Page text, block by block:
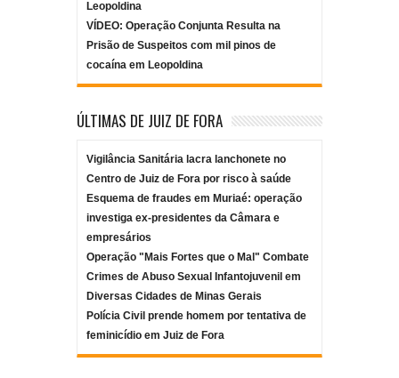
Leopoldina
VÍDEO: Operação Conjunta Resulta na
Prisão de Suspeitos com mil pinos de
cocaína em Leopoldina
ÚLTIMAS DE JUIZ DE FORA
Vigilância Sanitária lacra lanchonete no
Centro de Juiz de Fora por risco à saúde
Esquema de fraudes em Muriaé: operação
investiga ex-presidentes da Câmara e
empresários
Operação "Mais Fortes que o Mal" Combate
Crimes de Abuso Sexual Infantojuvenil em
Diversas Cidades de Minas Gerais
Polícia Civil prende homem por tentativa de
feminicídio em Juiz de Fora